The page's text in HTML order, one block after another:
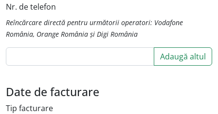
Nr. de telefon
Reîncărcare directă pentru următorii operatori: Vodafone
România, Orange România și Digi România
Adaugă altul
Date de facturare
Tip facturare